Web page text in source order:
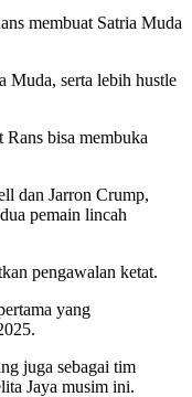
membuat Satria Muda
Muda, serta lebih hustle
Rans bisa membuka
dan Jarron Crump,
pemain lincah
pengawalan ketat.
yang
juga sebagai tim
Jaya musim ini.